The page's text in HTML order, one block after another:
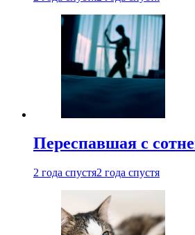
Переспавшая с
2 года спустя2 года спустя